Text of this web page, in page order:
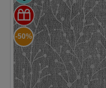
-50%